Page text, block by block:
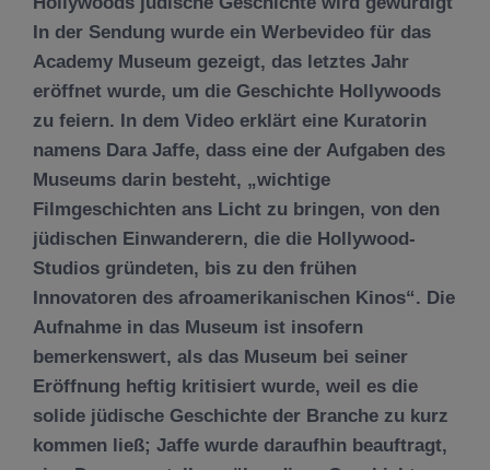
In der Sendung wurde ein Werbevideo für das
Academy Museum gezeigt, das letztes Jahr
eröffnet wurde, um die Geschichte Hollywoods
zu feiern. In dem Video erklärt eine Kuratorin
namens Dara Jaffe, dass eine der Aufgaben des
Museums darin besteht, „wichtige
Filmgeschichten ans Licht zu bringen, von den
jüdischen Einwanderern, die die Hollywood-
Studios gründeten, bis zu den frühen
Innovatoren des afroamerikanischen Kinos“. Die
Aufnahme in das Museum ist insofern
bemerkenswert, als das Museum bei seiner
Eröffnung heftig kritisiert wurde, weil es die
solide jüdische Geschichte der Branche zu kurz
kommen ließ; Jaffe wurde daraufhin beauftragt,